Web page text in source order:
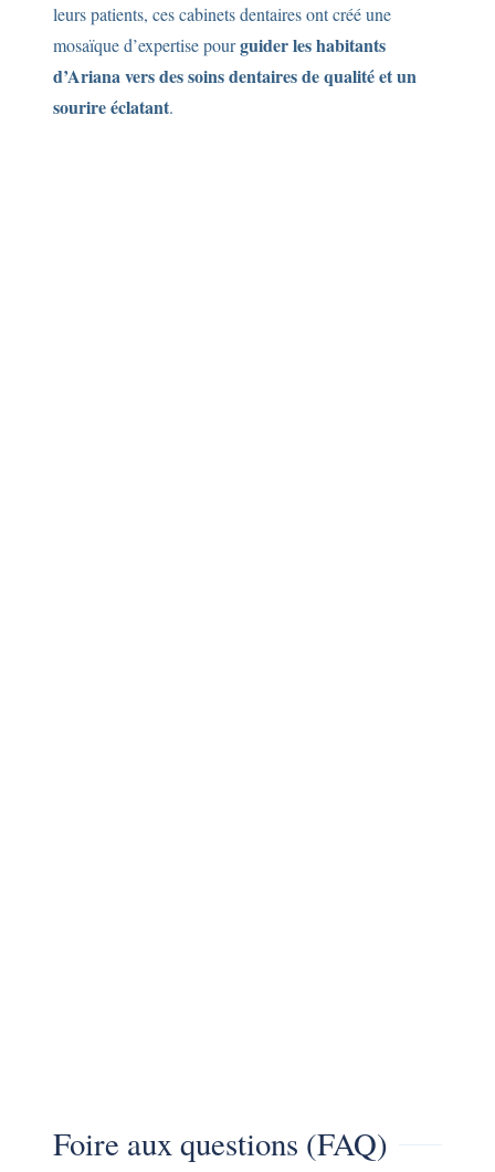
leurs patients, ces cabinets dentaires ont créé une
mosaïque d’expertise pourguider les habitants
d’Ariana vers des soins dentaires de qualité et un
sourire éclatant.
Foire aux questions (FAQ)